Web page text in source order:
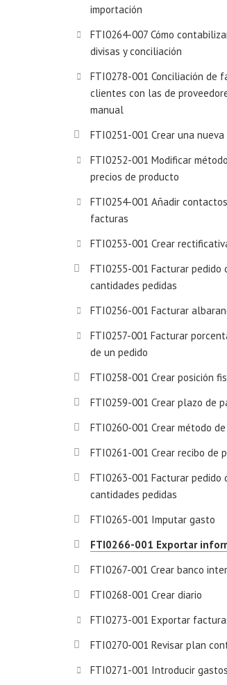
importación
FTI0264-007 Cómo
divisas y conciliación
FTI0278-001 Conciliación de
clientes con las de
manual
FTI0251-001 Crear una
FTI0252-001 Modificar
precios de producto
FTI0254-001 Añadir
facturas
FTI0253-001 Crear
FTI0255-001 Facturar pedido
cantidades pedidas
FTI0256-001 Facturar
FTI0257-001 Facturar
de un pedido
FTI0258-001 Crear posición
FTI0259-001 Crear plazo de
FTI0260-001 Crear método
FTI0261-001 Crear recibo de
FTI0263-001 Facturar pedido
cantidades pedidas
FTI0265-001 Imputar gasto
FTI0266-001 Exportar
FTI0267-001 Crear banco
FTI0268-001 Crear diario
FTI0273-001 Exportar
FTI0270-001 Revisar plan
FTI0271-001 Introducir